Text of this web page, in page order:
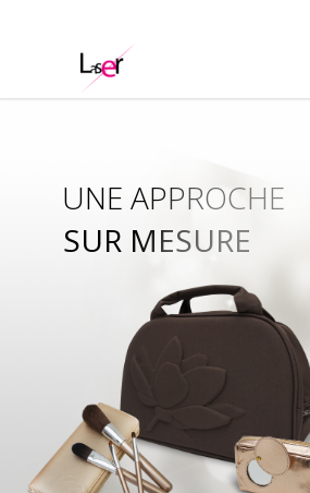
SUR MESURE
UNE APPROCHE